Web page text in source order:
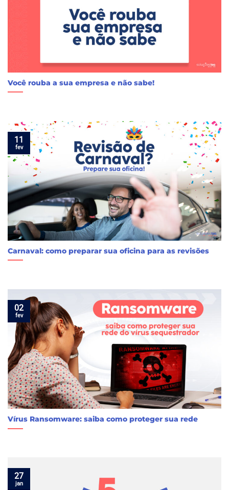
Você rouba a sua empresa e não sabe!
Carnaval: como preparar sua oficina para as revisões
11
fev
Vírus Ransomware: saiba como proteger sua rede
02
fev
27
jan